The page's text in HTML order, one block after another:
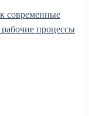
современные
процессы